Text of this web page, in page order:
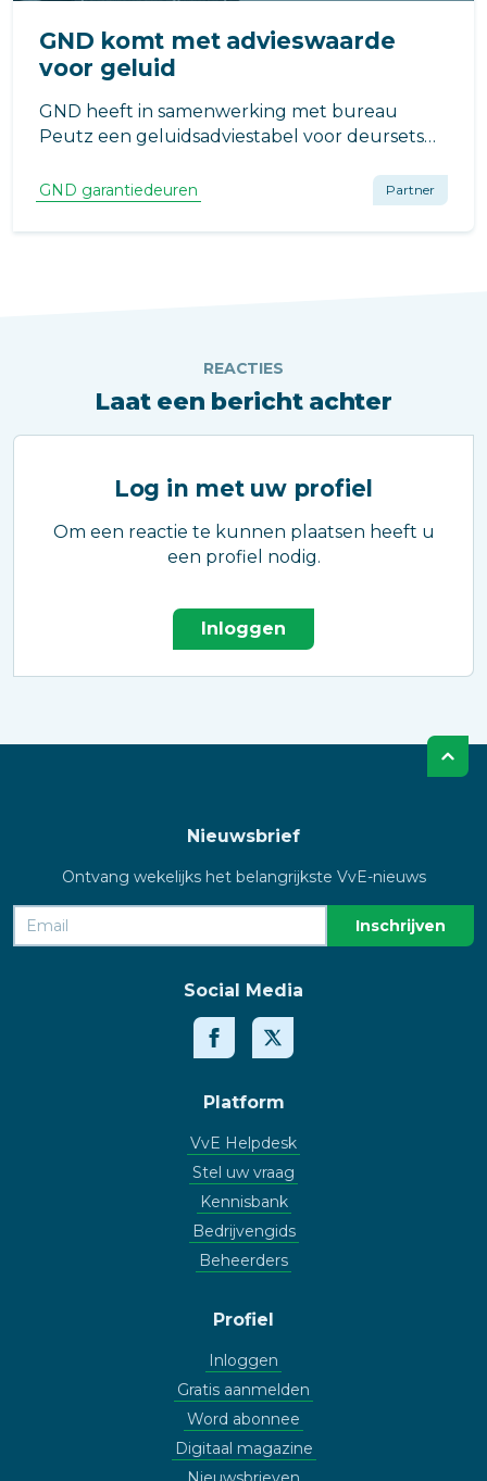
GND komt met advieswaarde
voor geluid
GND heeft in samenwerking met bureau
Peutz een geluidsadviestabel voor deursets
meer dan 20% van de Nederlanders langdurig
GND garantiedeuren Partner
REACTIES
Laat een bericht achter
Log in met uw profiel
Om een reactie te kunnen plaatsen heeft u
een profiel nodig.
Inloggen
Nieuwsbrief
Ontvang wekelijks het belangrijkste VvE-nieuws
Social Media
Platform
VvE Helpdesk
Stel uw vraag
Kennisbank
Bedrijvengids
Beheerders
Profiel
Inloggen
Gratis aanmelden
Word abonnee
Digitaal magazine